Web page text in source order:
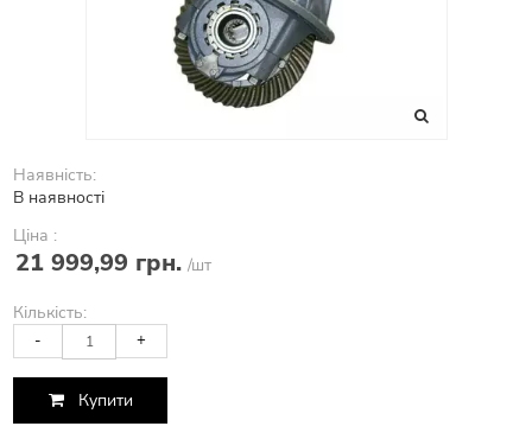
Наявність:
В наявності
Ціна :
21 999,99 грн. /шт
Кількість:
- +
Купити